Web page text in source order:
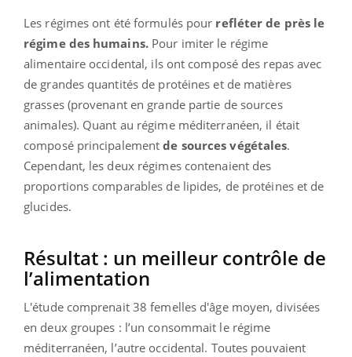
Les régimes ont été formulés pour refléter de près le
régime des humains.Pour imiter le régime
alimentaire occidental, ils ont composé des repas avec
de grandes quantités de protéines et de matières
grasses (provenant en grande partie de sources
animales). Quant au régime méditerranéen, il était
composé principalementde sources végétales.
Cependant, les deux régimes contenaient des
proportions comparables de lipides, de protéines et de
glucides.
Résultat : un meilleur contrôle de
l’alimentation
L'étude comprenait 38 femelles d'âge moyen, divisées
en deux groupes : l’un consommait le régime
méditerranéen, l’autre occidental. Toutes pouvaient